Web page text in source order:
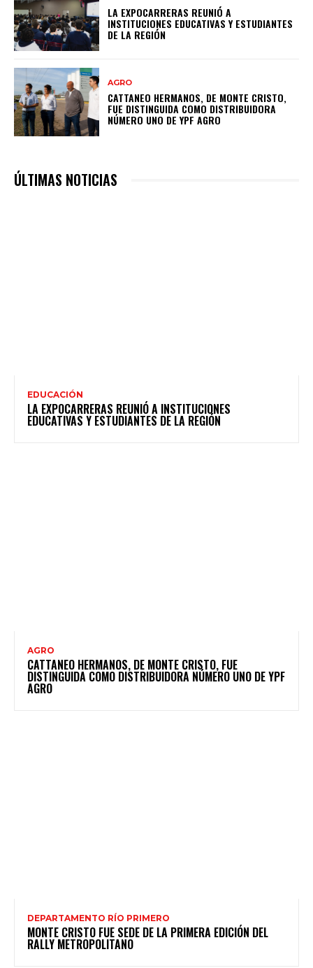
LA EXPOCARRERAS REUNIÓ A
INSTITUCIONES EDUCATIVAS Y ESTUDIANTES
DE LA REGIÓN
AGRO
CATTANEO HERMANOS, DE MONTE CRISTO,
FUE DISTINGUIDA COMO DISTRIBUIDORA
NÚMERO UNO DE YPF AGRO
ÚLTIMAS NOTICIAS
EDUCACIÓN
LA EXPOCARRERAS REUNIÓ A INSTITUCIONES
EDUCATIVAS Y ESTUDIANTES DE LA REGIÓN
AGRO
CATTANEO HERMANOS, DE MONTE CRISTO, FUE
DISTINGUIDA COMO DISTRIBUIDORA NÚMERO UNO DE YPF
AGRO
DEPARTAMENTO RÍO PRIMERO
MONTE CRISTO FUE SEDE DE LA PRIMERA EDICIÓN DEL
RALLY METROPOLITANO